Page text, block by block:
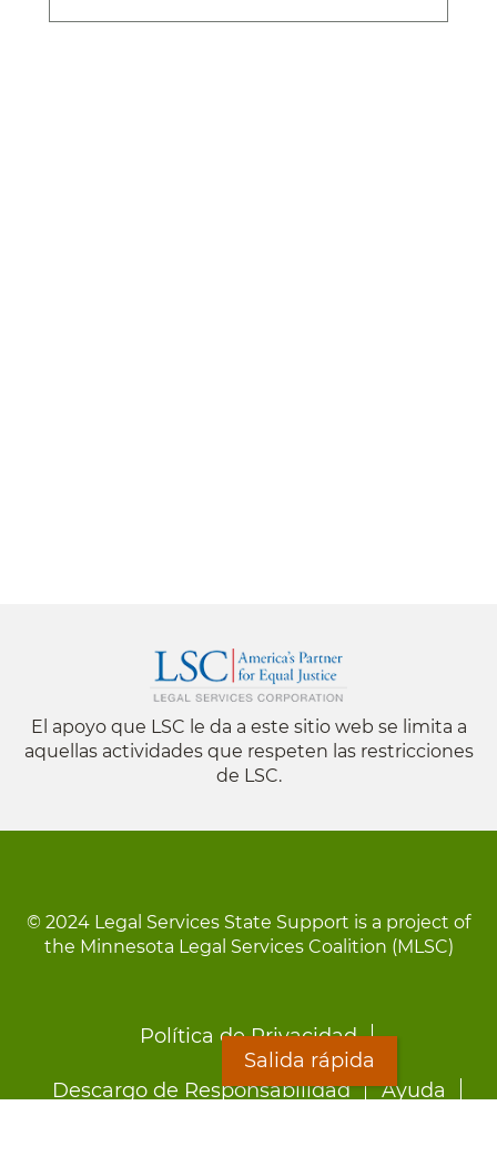
El apoyo que LSC le da a este sitio web se limita a
aquellas actividades que respeten las restricciones
de LSC.
© 2024 Legal Services State Support is a project of
the Minnesota Legal Services Coalition (MLSC)
Política de Privacidad
Descargo de Responsabilidad Ayuda
Salida rápida